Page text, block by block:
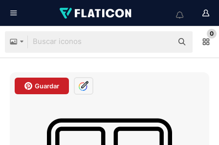
0
Guardar